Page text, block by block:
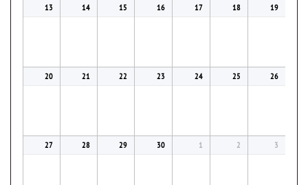
13 14 15 16 17 18 19
20 21 22 23 24 25 26
27 28 29 30 1 2 3